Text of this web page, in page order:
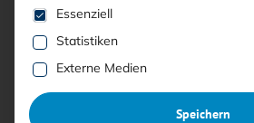
Mit <kes>+ lesen
Es folgt eine Liste der Service-
Essenziell
Statistiken
Externe Medien
Speichern